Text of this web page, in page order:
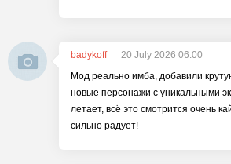
badykoff
20 July 2026 06:00
Мод реально имба, добавили
новые персонажи с уникальными
летает, всё это смотрится очень
сильно радует!